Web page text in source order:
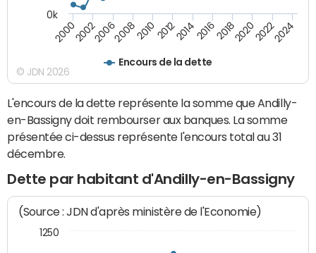
Encours de la dette
200020022006200820102012201420162018202020222024
0k
© JDN 2026
L'encours de la dette représente la somme que Andilly-
en-Bassigny doit rembourser aux banques. La somme
présentée ci-dessus représente l'encours total au 31
décembre.
Dette par habitant d'Andilly-en-Bassigny
(Source : JDN d'après ministère de l'Economie)
1250